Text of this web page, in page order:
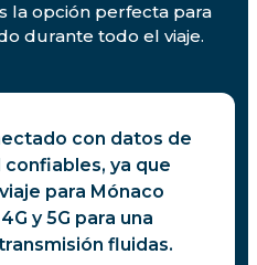
la opción perfecta para
durante todo el viaje.
con datos de
ya que
para Mónaco
y 5G para una
fluidas.